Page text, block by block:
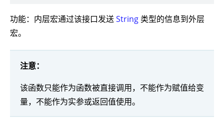
功能：内层宏通过该接口发送String 类型的信息到外层
宏。
注意：
该函数只能作为函数被直接调用，不能作为赋值给变
量，不能作为实参或返回值使用。